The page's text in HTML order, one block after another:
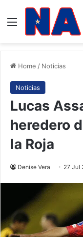
Menu
Home / Noticias
Noticias
Lucas
heredero
la Roja
Denise Vera 27 Jul